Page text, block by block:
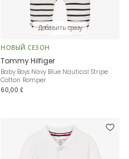
Добавить сразу
НОВЫЙ СЕЗОН
Tommy Hilfiger
Baby Boys Navy Blue Nautical Stripe
Cotton Romper
60,00 £